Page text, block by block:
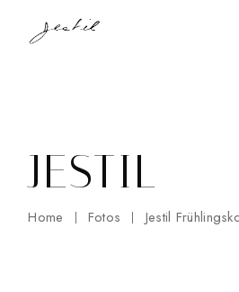
content
JESTIL
Home Fotos Jestil